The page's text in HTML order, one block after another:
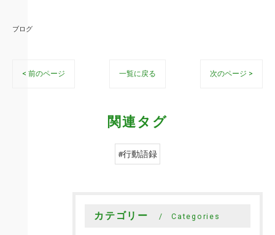
ブログ
< 前のページ 一覧に戻る 次のページ >
関連タグ
#行動語録
カテゴリー Categories